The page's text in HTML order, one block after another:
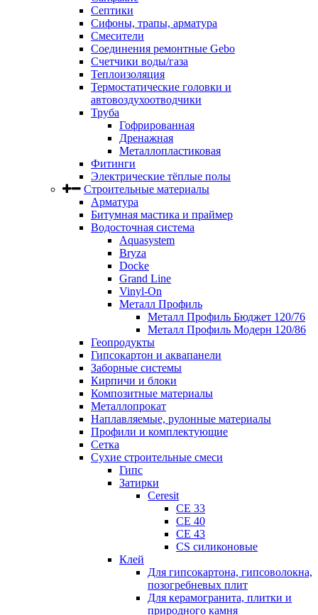
Септики
Сифоны, трапы, арматура
Смесители
Соединения ремонтные Gebo
Счетчики воды/газа
Теплоизоляция
Термостатические головки и
автовоздухоотводчики
Труба
Гофрированная
Дренажная
Металлопластиковая
Фитинги
Электрические тёплые полы
Строительные материалы
Арматура
Битумная мастика и праймер
Водосточная система
Aquasystem
Bryza
Docke
Grand Line
Vinyl-On
Металл Профиль
Металл Профиль Бюджет 120/76
Металл Профиль Модерн 120/86
Геопродукты
Гипсокартон и аквапанели
Заборные системы
Кирпичи и блоки
Композитные материалы
Металлопрокат
Наплавляемые, рулонные материалы
Профили и комплектующие
Сетка
Сухие строительные смеси
Гипс
Затирки
Ceresit
CE 33
CE 40
CE 43
CS силиконовые
Клей
Для гипсокартона, гипсоволокна,
позогребневых плит
Для керамогранита, плитки и
природного камня